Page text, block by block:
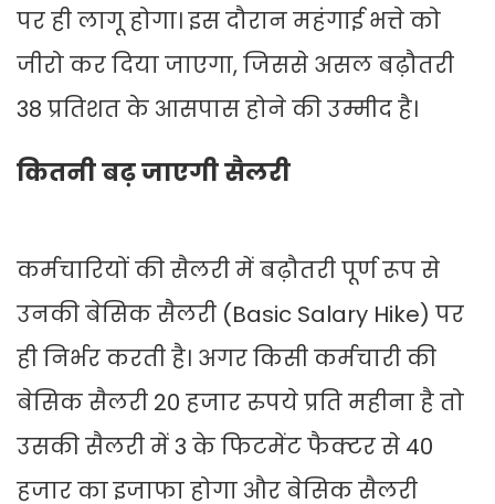
पर ही लागू होगा। इस दौरान महंगाई भत्ते को
जीरो कर दिया जाएगा, जिससे असल बढ़ौतरी
38 प्रतिशत के आसपास होने की उम्मीद है।
कितनी बढ़ जाएगी सैलरी
कर्मचारियों की सैलरी में बढ़ौतरी पूर्ण रूप से
उनकी बेसिक सैलरी (Basic Salary Hike) पर
ही निर्भर करती है। अगर किसी कर्मचारी की
बेसिक सैलरी 20 हजार रुपये प्रति महीना है तो
उसकी सैलरी में 3 के फिटमेंट फैक्टर से 40
हजार का इजाफा होगा और बेसिक सैलरी